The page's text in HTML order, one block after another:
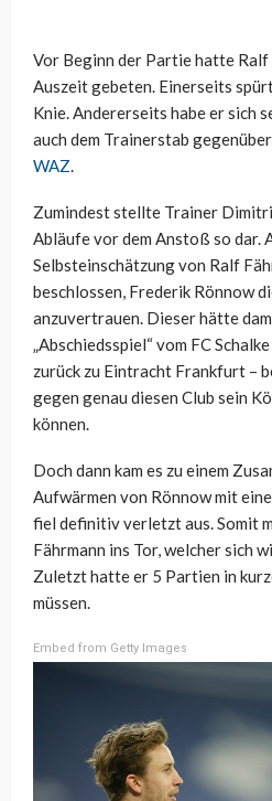
Vor Beginn der Partie hatte Ralf
Auszeit gebeten. Einerseits
Knie. Andererseits habe er sich
auch dem Trainerstab
WAZ.
Zumindest stellte Trainer
Abläufe vor dem Anstoß so dar.
Selbsteinschätzung von Ralf
beschlossen, Frederik Rönnow
anzuvertrauen. Dieser hätte
„Abschiedsspiel“ vom FC
zurück zu Eintracht Frankfurt –
gegen genau diesen Club sein
können.
Doch dann kam es zu einem
Aufwärmen von Rönnow mit
fiel definitiv verletzt aus. Somit
Fährmann ins Tor, welcher sich
Zuletzt hatte er 5 Partien in
müssen.
Embed from Getty Images